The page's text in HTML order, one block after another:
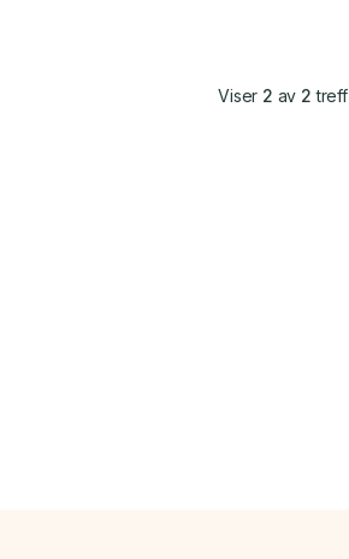
Viser 2 av 2 treff